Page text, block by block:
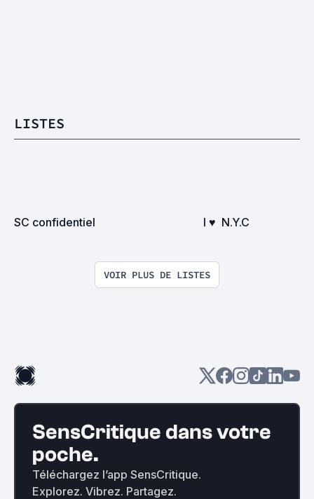
LISTES
SC confidentiel I ♥  N.Y.C
VOIR PLUS DE LISTES
SensCritique dans votre
poche.
Téléchargez l’app SensCritique.
Explorez. Vibrez. Partagez.